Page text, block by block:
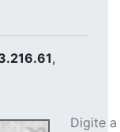
,
Digite